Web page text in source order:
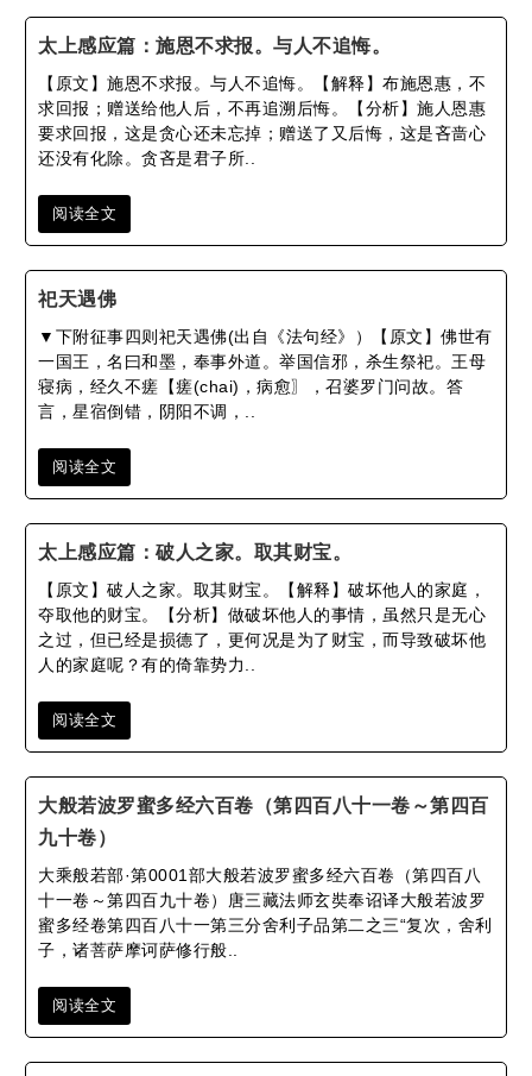
太上感应篇​：施恩不求报。与人不追悔。
【原文】施恩不求报。与人不追悔。【解释】布施恩惠，不
求回报；赠送给他人后，不再追溯后悔。【分析】施人恩惠
要求回报，这是贪心还未忘掉；赠送了又后悔，这是吝啬心
还没有化除。贪吝是君子所..
阅读全文
祀天遇佛
▼下附征事四则祀天遇佛(出自《法句经》）【原文】佛世有
一国王，名曰和墨，奉事外道。举国信邪，杀生祭祀。王母
寝病，经久不瘥【瘥(chai)，病愈〗，召婆罗门问故。答
言，星宿倒错，阴阳不调，..
阅读全文
太上感应篇​：破人之家。取其财宝。
【原文】破人之家。取其财宝。【解释】破坏他人的家庭，
夺取他的财宝。【分析】做破坏他人的事情，虽然只是无心
之过，但已经是损德了，更何况是为了财宝，而导致破坏他
人的家庭呢？有的倚靠势力..
阅读全文
大般若波罗蜜多经六百卷（第四百八十一卷～第四百
九十卷）
大乘般若部·第0001部大般若波罗蜜多经六百卷（第四百八
十一卷～第四百九十卷）唐三藏法师玄奘奉诏译大般若波罗
蜜多经卷第四百八十一第三分舍利子品第二之三“复次，舍利
子，诸菩萨摩诃萨修行般..
阅读全文